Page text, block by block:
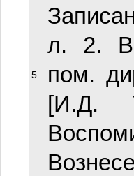
5
л. 2.
пом.
[И.Д.